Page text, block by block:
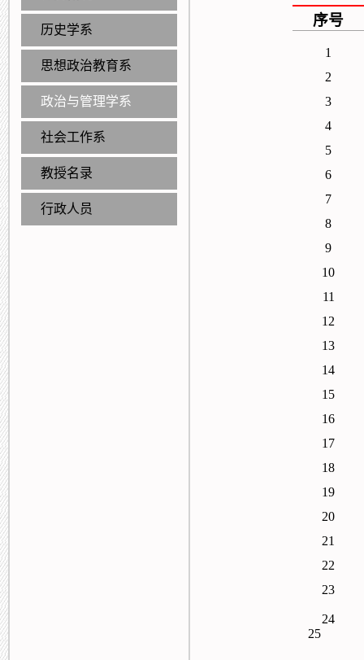
历史学系
思想政治教育系
政治与管理学系
社会工作系
教授名录
行政人员
序号
1
2
3
4
5
6
7
8
9
10
11
12
13
14
15
16
17
18
19
20
21
22
23
24
25